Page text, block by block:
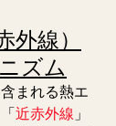
外線）
ズム
まれる熱エ
近赤外線 」